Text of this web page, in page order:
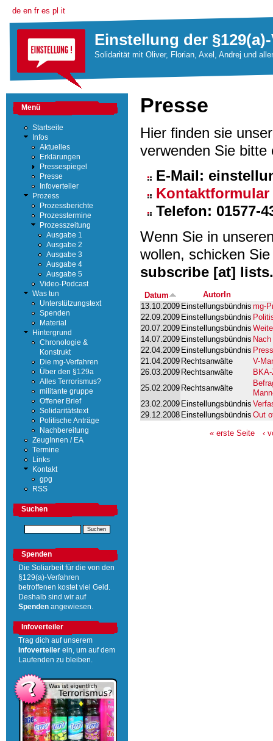
de en fr es pl it
Einstellung der
Solidarität mit Oliver, Florian, Axel, Andrej und
Presse
Hier finden sie
verwenden Sie bitte
E-Mail:
Kontaktformular
Telefon: 01577-
Wenn Sie in
wollen, schicken
subscribe [at]
Datum
AutorIn
13.10.2009 Einstellungsbündnis mg-
22.09.2009 Einstellungsbündnis
20.07.2009 Einstellungsbündnis
14.07.2009 Einstellungsbündnis
22.04.2009 Einstellungsbündnis
21.04.2009 Rechtsanwälte
V-
26.03.2009 Rechtsanwälte
25.02.2009 Rechtsanwälte
23.02.2009 Einstellungsbündnis
29.12.2008 Einstellungsbündnis Out
« erste Seite
‹
Menü
Startseite
Infos
Aktuelles
Erklärungen
Pressespiegel
Presse
Infoverteiler
Prozess
Prozessberichte
Prozesstermine
Prozesszeitung
Ausgabe 1
Ausgabe 2
Ausgabe 3
Ausgabe 4
Ausgabe 5
Video-Podcast
Was tun
Unterstützungstext
Spenden
Material
Hintergrund
Chronologie &
Konstrukt
Die mg-Verfahren
Über den §129a
Alles Terrorismus?
militante gruppe
Offener Brief
Solidaritätstext
Politische Anträge
Nachbereitung
ZeugInnen / EA
Termine
Links
Kontakt
gpg
RSS
Suchen
Spenden
Die Soliarbeit für die von den
§129(a)-Verfahren
betroffenen kostet viel Geld.
Deshalb sind wir auf
Spenden angewiesen.
Infoverteiler
Trag dich auf unserem
Infoverteiler ein, um auf dem
Laufenden zu bleiben.